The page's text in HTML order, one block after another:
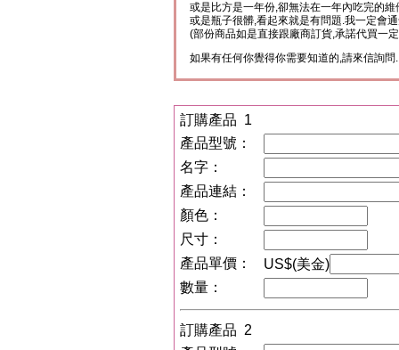
或是比方是一年份,卻無法在一年內吃完的維
或是瓶子很髒,看起來就是有問題.我一定會
(部份商品如是直接跟廠商訂貨,承諾代買一
如果有任何你覺得你需要知道的,請來信詢問.
訂購產品 1
產品型號：
名字：
產品連結：
顏色：
尺寸：
產品單價：
US$(美金)
數量：
訂購產品 2